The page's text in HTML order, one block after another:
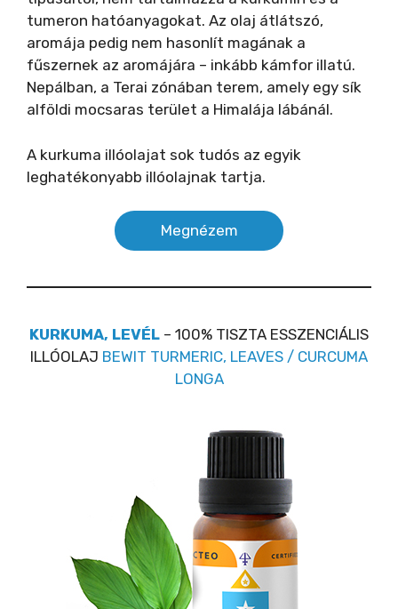
tumeron hatóanyagokat. Az olaj átlátszó,
aromája pedig nem hasonlít magának a
fűszernek az aromájára – inkább kámfor illatú.
Nepálban, a Terai zónában terem, amely egy sík
alföldi mocsaras terület a Himalája lábánál.
A kurkuma illóolajat sok tudós az egyik
leghatékonyabb illóolajnak tartja.
Megnézem
KURKUMA, LEVÉL – 100% TISZTA ESSZENCIÁLIS
ILLÓOLAJ BEWIT TURMERIC, LEAVES / CURCUMA
LONGA